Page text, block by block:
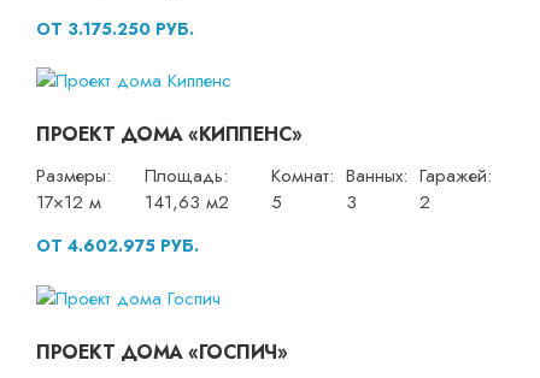
ОТ 3.175.250 РУБ.
ПРОЕКТ ДОМА «КИППЕНС»
Размеры:
17×12 м
Площадь:
141,63 м2
Комнат:
5
Ванных:
3
Гаражей:
2
ОТ 4.602.975 РУБ.
ПРОЕКТ ДОМА «ГОСПИЧ»